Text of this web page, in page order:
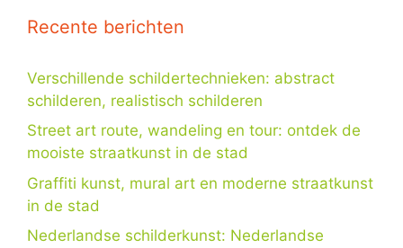
Recente berichten
Verschillende schildertechnieken: abstract
schilderen, realistisch schilderen
Street art route, wandeling en tour: ontdek de
mooiste straatkunst in de stad
Graffiti kunst, mural art en moderne straatkunst
in de stad
Nederlandse schilderkunst: Nederlandse